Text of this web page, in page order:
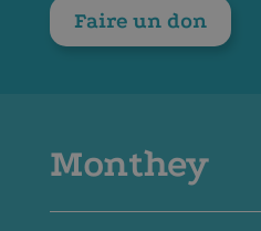
Faire un don
Monthey